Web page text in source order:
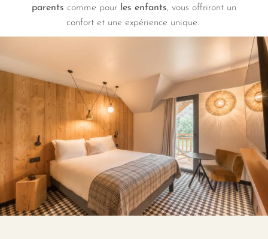
parents comme pour les enfants, vous offriront un
confort et une expérience unique.